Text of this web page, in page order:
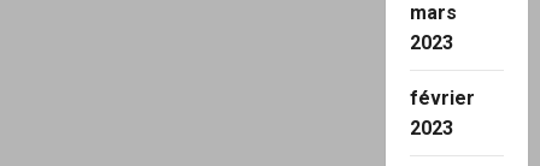
mars
2023
février
2023